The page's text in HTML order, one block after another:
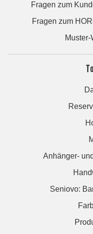
Fragen zum
Fragen zum
Anhänger-
Seniovo: